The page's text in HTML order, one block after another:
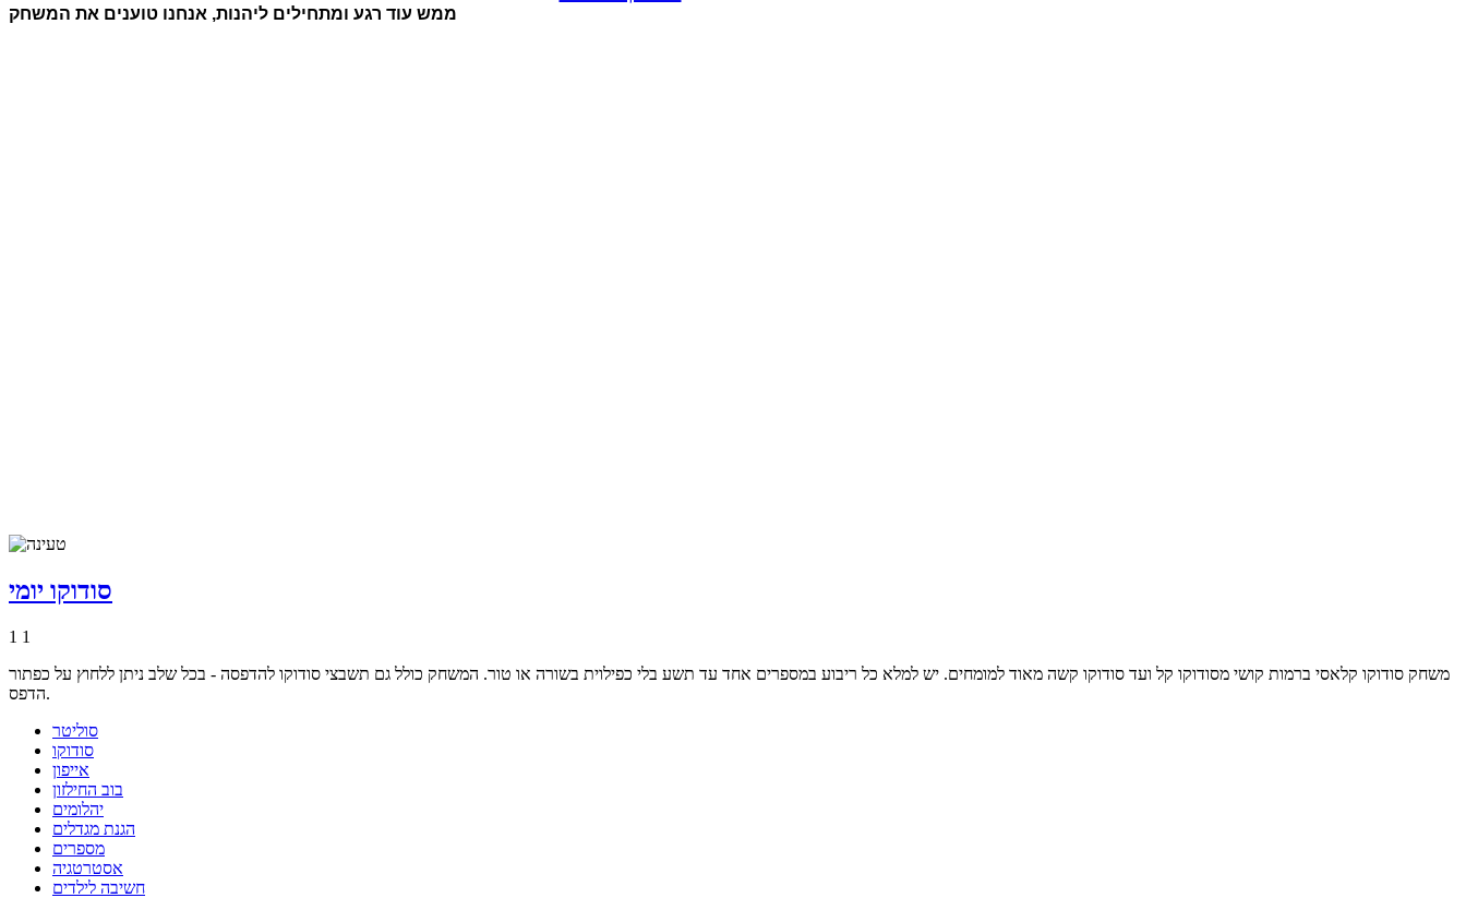
ממש עוד רגע ומתחילים ליהנות, אנחנו טוענים את המשחק
סודוקו יומי
1 1
משחק סודוקו קלאסי ברמות קושי מסודוקו קל ועד סודוקו קשה מאוד למומחים. יש למלא כל ריבוע במספרים אחד עד תשע בלי כפילוית בשורה או טור. המשחק כולל גם תשבצי סודוקו להדפסה - בכל שלב ניתן ללחוץ על כפתור
הדפס.
סוליטר
סודוקו
אייפון
בוב החילזון
יהלומים
הגנת מגדלים
מספרים
אסטרטגיה
חשיבה לילדים